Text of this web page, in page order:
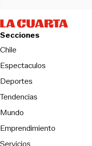
Secciones
Chile
Espectaculos
Deportes
Tendencias
Mundo
Emprendimiento